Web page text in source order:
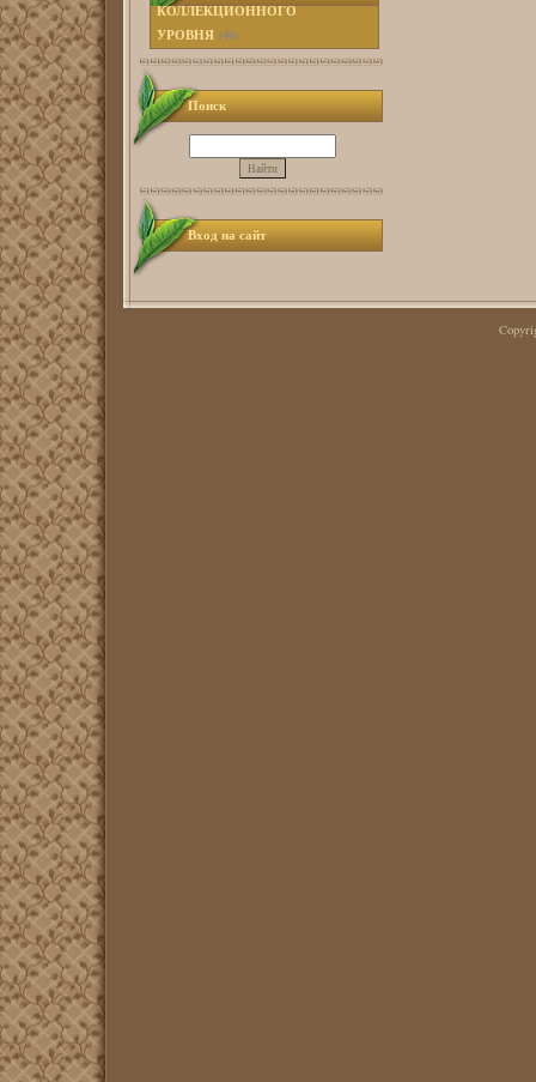
КОЛЛЕКЦИОННОГО
УРОВНЯ (40)
Поиск
Вход на сайт